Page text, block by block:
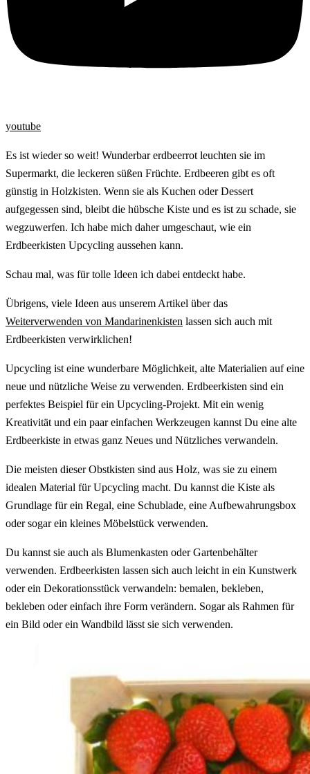
youtube
Es ist wieder so weit! Wunderbar erdbeerrot leuchten sie im
Supermarkt, die leckeren süßen Früchte. Erdbeeren gibt es oft
günstig in Holzkisten. Wenn sie als Kuchen oder Dessert
aufgegessen sind, bleibt die hübsche Kiste und es ist zu schade, sie
wegzuwerfen. Ich habe mich daher umgeschaut, wie ein
Erdbeerkisten Upcycling aussehen kann.
Schau mal, was für tolle Ideen ich dabei entdeckt habe.
Übrigens, viele Ideen aus unserem Artikel über das
Weiterverwenden von Mandarinenkisten lassen sich auch mit
Erdbeerkisten verwirklichen!
Upcycling ist eine wunderbare Möglichkeit, alte Materialien auf eine
neue und nützliche Weise zu verwenden. Erdbeerkisten sind ein
perfektes Beispiel für ein Upcycling-Projekt. Mit ein wenig
Kreativität und ein paar einfachen Werkzeugen kannst Du eine alte
Erdbeerkiste in etwas ganz Neues und Nützliches verwandeln.
Die meisten dieser Obstkisten sind aus Holz, was sie zu einem
idealen Material für Upcycling macht. Du kannst die Kiste als
Grundlage für ein Regal, eine Schublade, eine Aufbewahrungsbox
oder sogar ein kleines Möbelstück verwenden.
Du kannst sie auch als Blumenkasten oder Gartenbehälter
verwenden. Erdbeerkisten lassen sich auch leicht in ein Kunstwerk
oder ein Dekorationsstück verwandeln: bemalen, bekleben,
bekleben oder einfach ihre Form verändern. Sogar als Rahmen für
ein Bild oder ein Wandbild lässt sie sich verwenden.